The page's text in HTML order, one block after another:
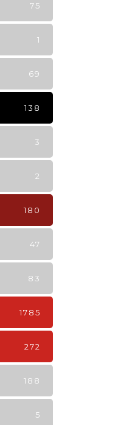
75
1
69
138
3
2
180
47
83
1785
272
188
5